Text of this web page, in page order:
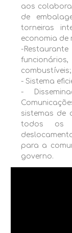
aos
de
torneiras
economia de
-
combustíveis;
- Sistema
-
sistemas de
todos os
para a
governo.